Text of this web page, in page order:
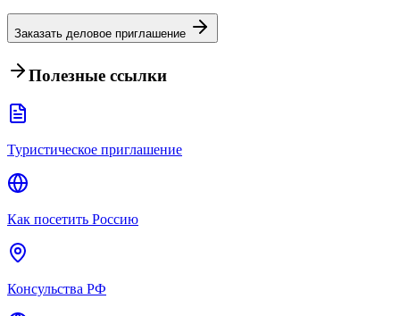
Заказать деловое приглашение
Полезные ссылки
Туристическое приглашение
Как посетить Россию
Консульства РФ